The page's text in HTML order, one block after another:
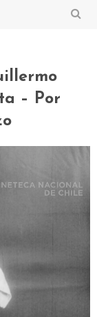
– Por